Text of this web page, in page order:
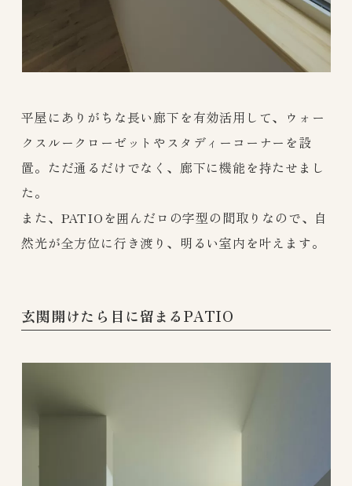
平屋にありがちな長い廊下を有効活用して、ウォー
クスルークローゼットやスタディーコーナーを設
置。ただ通るだけでなく、廊下に機能を持たせまし
た。
また、PATIOを囲んだロの字型の間取りなので、自
然光が全方位に行き渡り、明るい室内を叶えます。
玄関開けたら目に留まるPATIO